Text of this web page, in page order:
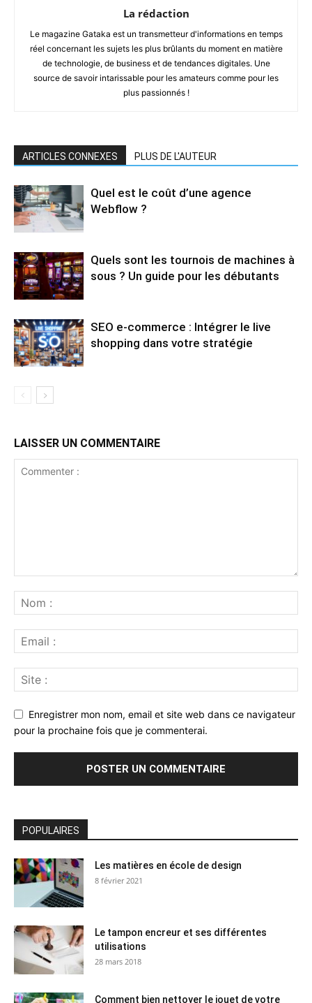
La rédaction
Le magazine Gataka est un transmetteur d'informations en temps
réel concernant les sujets les plus brûlants du moment en matière
de technologie, de business et de tendances digitales. Une
source de savoir intarissable pour les amateurs comme pour les
plus passionnés !
ARTICLES CONNEXES PLUS DE L'AUTEUR
Quel est le coût d’une agence
Webflow ?
Quels sont les tournois de machines à
sous ? Un guide pour les débutants
SEO e-commerce : Intégrer le live
shopping dans votre stratégie
LAISSER UN COMMENTAIRE
Enregistrer mon nom, email et site web dans ce navigateur
pour la prochaine fois que je commenterai.
POPULAIRES
Les matières en école de design
8 février 2021
Le tampon encreur et ses différentes
utilisations
28 mars 2018
Comment bien nettoyer le jouet de votre